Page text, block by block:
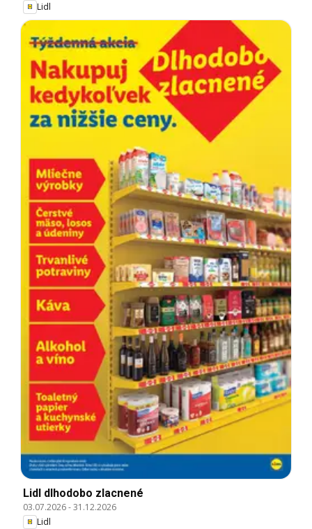
Lidl
Lidl dlhodobo zlacnené
03.07.2026-31.12.2026
Lidl